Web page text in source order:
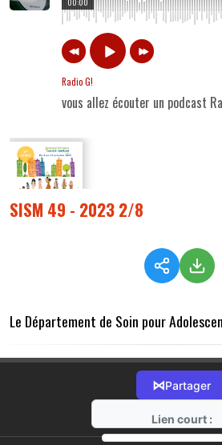
Radio G!
vous allez écouter un podcast
SISM 49 - 2023 2/8
Le Département de Soin pour
⋈Partager
Lien court :